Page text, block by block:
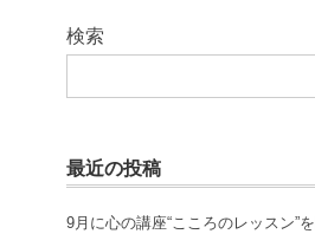
検索
最近の投稿
9月に心の講座“こころのレッスン”